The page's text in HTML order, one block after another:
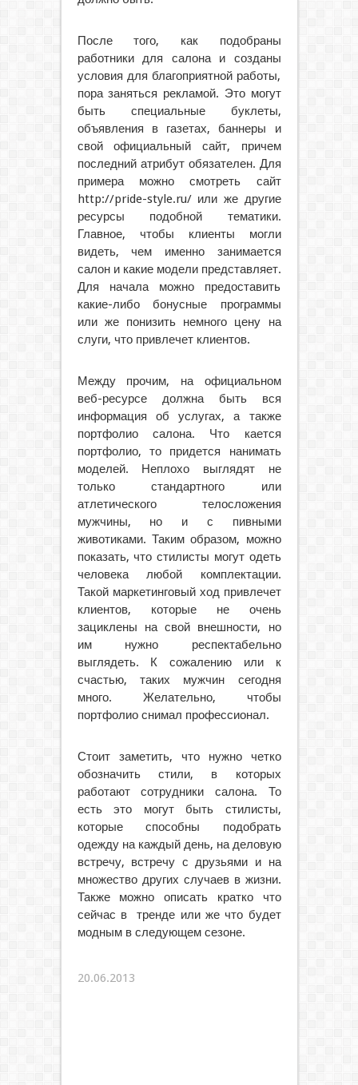
После того, как подобраны
работники для салона и созданы
условия для благоприятной работы,
пора заняться рекламой. Это могут
быть специальные буклеты,
объявления в газетах, баннеры и
свой официальный сайт, причем
последний атрибут обязателен. Для
примера можно смотреть сайт
http://pride-style.ru/ или же другие
ресурсы подобной тематики.
Главное, чтобы клиенты могли
видеть, чем именно занимается
салон и какие модели представляет.
Для начала можно предоставить
какие-либо бонусные программы
или же понизить немного цену на
слуги, что привлечет клиентов.
Между прочим, на официальном
веб-ресурсе должна быть вся
информация об услугах, а также
портфолио салона. Что кается
портфолио, то придется нанимать
моделей. Неплохо выглядят не
только стандартного или
атлетического телосложения
мужчины, но и с пивными
животиками. Таким образом, можно
показать, что стилисты могут одеть
человека любой комплектации.
Такой маркетинговый ход привлечет
клиентов, которые не очень
зациклены на свой внешности, но
им нужно респектабельно
выглядеть. К сожалению или к
счастью, таких мужчин сегодня
много. Желательно, чтобы
портфолио снимал профессионал.
Стоит заметить, что нужно четко
обозначить стили, в которых
работают сотрудники салона. То
есть это могут быть стилисты,
которые способны подобрать
одежду на каждый день, на деловую
встречу, встречу с друзьями и на
множество других случаев в жизни.
Также можно описать кратко что
сейчас в тренде или же что будет
модным в следующем сезоне.
20.06.2013